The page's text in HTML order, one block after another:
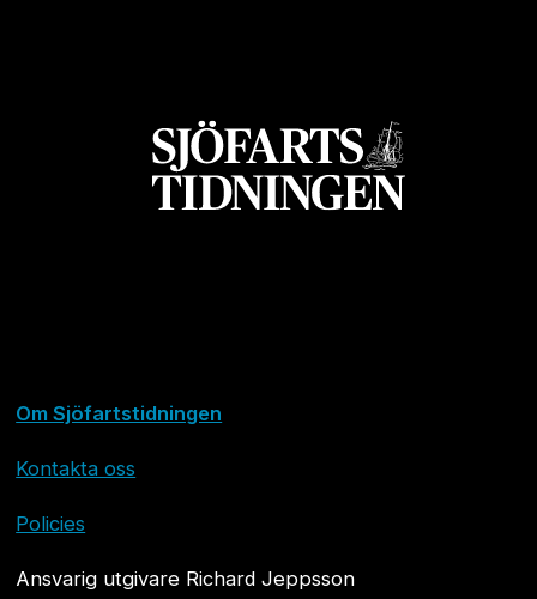
Om Sjöfartstidningen
Kontakta oss
Policies
Ansvarig utgivare Richard Jeppsson